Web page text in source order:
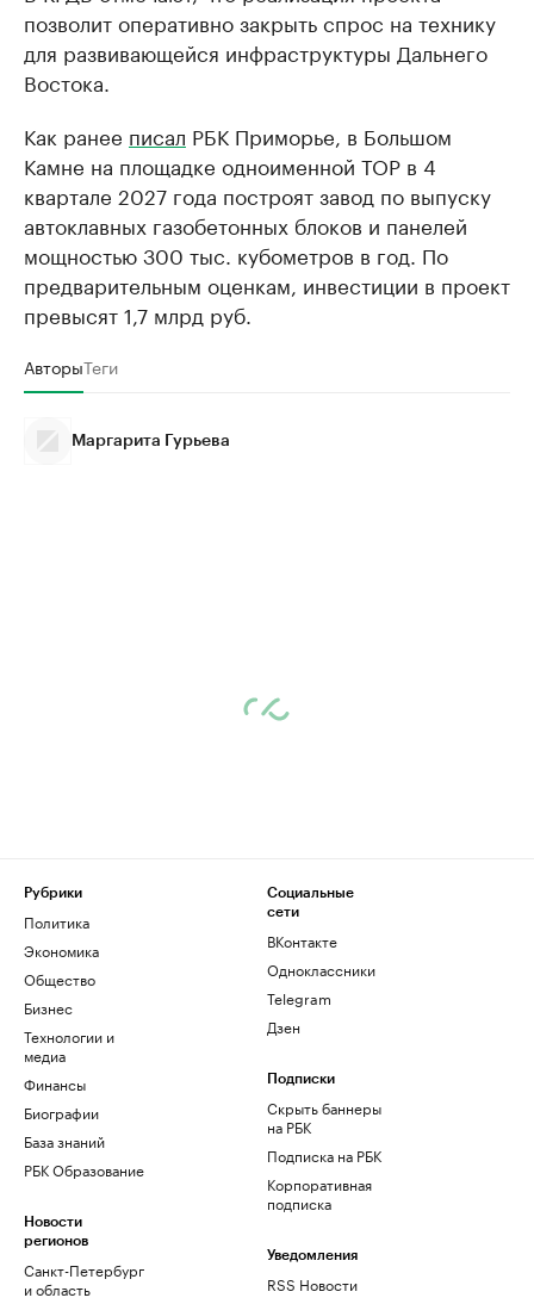
позволит оперативно закрыть спрос на технику
для развивающейся инфраструктуры Дальнего
Востока.
Как ранее писал РБК Приморье, в Большом
Камне на площадке одноименной ТОР в 4
квартале 2027 года построят завод по выпуску
автоклавных газобетонных блоков и панелей
мощностью 300 тыс. кубометров в год. По
предварительным оценкам, инвестиции в проект
превысят 1,7 млрд руб.
АвторыТеги
Маргарита Гурьева
Рубрики
Политика
Экономика
Общество
Бизнес
Технологии и
медиа
Финансы
Биографии
База знаний
РБК Образование
Новости
регионов
Санкт-Петербург
и область
Социальные
сети
ВКонтакте
Одноклассники
Telegram
Дзен
Подписки
Скрыть баннеры
на РБК
Подписка на РБК
Корпоративная
подписка
Уведомления
RSS Новости